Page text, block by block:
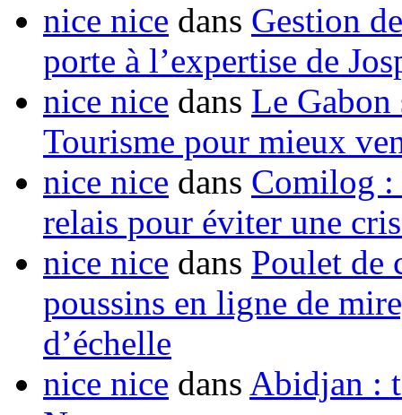
nice nice dans Gestion
porte à l’expertise de
nice nice dans Le Gabon
Tourisme pour mieux
nice nice dans Comilog :
relais pour éviter une
nice nice dans Poulet de
poussins en ligne de
d’échelle
nice nice dans Abidjan :